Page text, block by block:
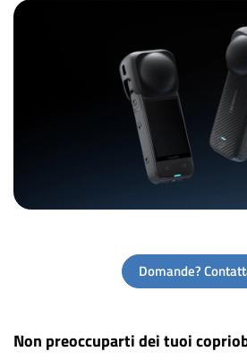
Domande?
Non preoccuparti dei tuoi